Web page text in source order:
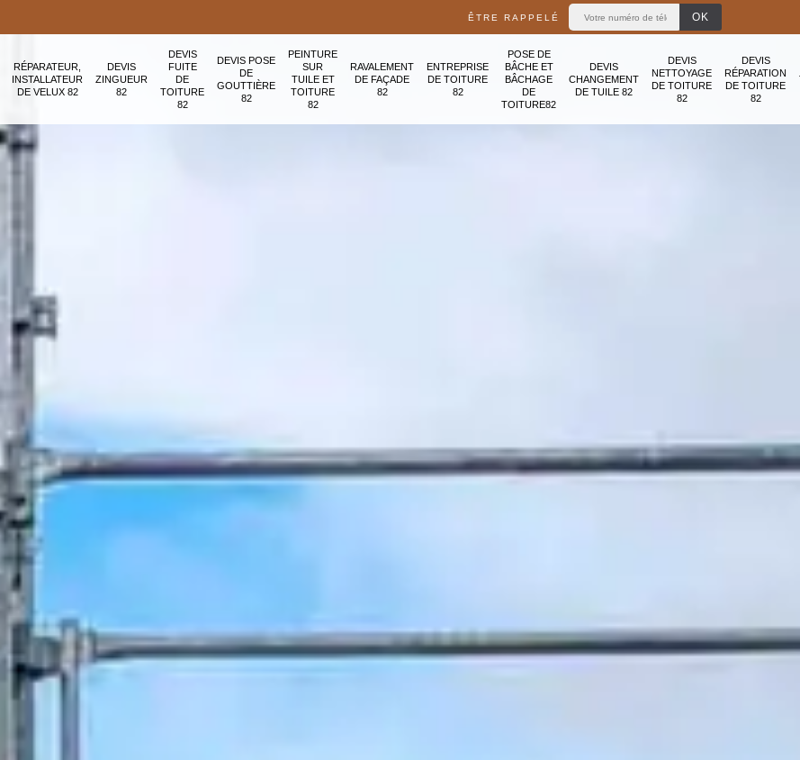
ÊTRE RAPPELÉ
RÉPARATEUR,
INSTALLATEUR
DE VELUX 82
DEVIS
ZINGUEUR
82
DEVIS
FUITE
DE
TOITURE
82
DEVIS POSE
DE
GOUTTIÈRE
82
PEINTURE
SUR
TUILE ET
TOITURE
82
RAVALEMENT
DE FAÇADE
82
ENTREPRISE
DE TOITURE
82
POSE DE
BÂCHE ET
BÂCHAGE
DE
TOITURE82
DEVIS
CHANGEMENT
DE TUILE 82
DEVIS
NETTOYAGE
DE TOITURE
82
DEVIS
RÉPARATION
DE TOITURE
82